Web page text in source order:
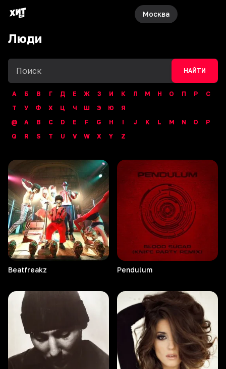
Москва
Люди
НАЙТИ
А Б В Г Д Е Ж З И К Л М Н О П Р
С
Т
У Ф Х Ц Ч Ш Э Ю
Я
@
A B C D E F G H I J K L M N O
P
Q
R S T U V W X Y Z
Beatfreakz Pendulum